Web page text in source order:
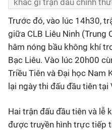
khác gì trận đấu chính
Trước đó, vào lúc 14h30,
giữa CLB Liêu Ninh (Trung
hâm nóng bầu không khí
Bạc Liêu. Vào lúc 20h00
Triều Tiên và Đại học Nam
lại ngày thi đấu đầu tiên tại
Hai trận đấu đầu tiên và lễ
được truyền hình trực tiếp